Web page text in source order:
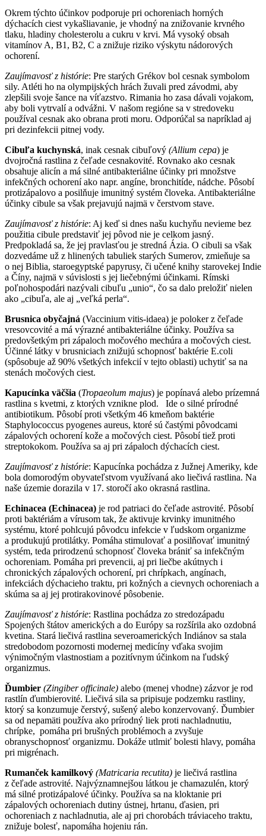
Okrem týchto účinkov podporuje pri ochoreniach horných
dýchacích ciest vykašliavanie, je vhodný na znižovanie krvného
tlaku, hladiny cholesterolu a cukru v krvi. Má vysoký obsah
vitamínov A, B1, B2, C a znižuje riziko výskytu nádorových
ochorení.
Zaujímavosť z histórie: Pre starých Grékov bol cesnak symbolom
sily. Atléti ho na olympijských hrách žuvali pred závodmi, aby
zlepšili svoje šance na víťazstvo. Rimania ho zasa dávali vojakom,
aby boli vytrvalí a odvážni. V našom regióne sa v stredoveku
používal cesnak ako obrana proti moru. Odporúčal sa napríklad aj
pri dezinfekcii pitnej vody.
Cibuľa kuchynská, inak cesnak cibuľový (Allium cepa) je
dvojročná rastlina z čeľade cesnakovité. Rovnako ako cesnak
obsahuje alicín a má silné antibakteriálne účinky pri množstve
infekčných ochorení ako napr. angíne, bronchitíde, nádche. Pôsobí
protizápalovo a posilňuje imunitný systém človeka. Antibakteriálne
účinky cibule sa však prejavujú najmä v čerstvom stave.
Zaujímavosť z histórie: Aj keď si dnes našu kuchyňu nevieme bez
použitia cibule predstaviť jej pôvod nie je celkom jasný.
Predpokladá sa, že jej pravlasťou je stredná Ázia. O cibuli sa však
dozvedáme už z hlinených tabuliek starých Sumerov, zmieňuje sa
o nej Biblia, staroegyptské papyrusy, či učené knihy starovekej Indie
a Číny, najmä v súvislosti s jej liečebnými účinkami. Rímski
poľnohospodári nazývali cibuľu „unio“, čo sa dalo preložiť nielen
ako „cibuľa, ale aj „veľká perla“.
Brusnica obyčajná (Vaccinium vitis-idaea) je poloker z čeľade
vresovcovité a má výrazné antibakteriálne účinky. Používa sa
predovšetkým pri zápaloch močového mechúra a močových ciest.
Účinné látky v brusniciach znižujú schopnosť baktérie E.coli
(spôsobuje až 90% všetkých infekcií v tejto oblasti) uchytiť sa na
stenách močových ciest.
Kapucínka väčšia (Tropaeolum majus) je popínavá alebo prízemná
rastlina s kvetmi, z ktorých vznikne plod. Ide o silné prírodné
antibiotikum. Pôsobí proti všetkým 46 kmeňom baktérie
Staphylococcus pyogenes aureus, ktoré sú častými pôvodcami
zápalových ochorení kože a močových ciest. Pôsobí tiež proti
streptokokom. Používa sa aj pri zápaloch dýchacích ciest.
Zaujímavosť z histórie: Kapucínka pochádza z Južnej Ameriky, kde
bola domorodým obyvateľstvom využívaná ako liečivá rastlina. Na
naše územie dorazila v 17. storočí ako okrasná rastlina.
Echinacea (Echinacea) je rod patriaci do čeľade astrovité. Pôsobí
proti baktériám a vírusom tak, že aktivuje krvinky imunitného
systému, ktoré pohlcujú pôvodcu infekcie v ľudskom organizme
a produkujú protilátky. Pomáha stimulovať a posilňovať imunitný
systém, teda prirodzenú schopnosť človeka brániť sa infekčným
ochoreniam. Pomáha pri prevencii, aj pri liečbe akútnych i
chronických zápalových ochorení, pri chrípkach, angínach,
infekciách dýchacieho traktu, pri kožných a cievnych ochoreniach a
skúma sa aj jej protirakovinové pôsobenie.
Zaujímavosť z histórie: Rastlina pochádza zo stredozápadu
Spojených štátov amerických a do Európy sa rozšírila ako ozdobná
kvetina. Stará liečivá rastlina severoamerických Indiánov sa stala
stredobodom pozornosti modernej medicíny vďaka svojim
výnimočným vlastnostiam a pozitívnym účinkom na ľudský
organizmus.
Ďumbier (Zingiber officinale) alebo (menej vhodne) zázvor je rod
rastlín ďumbierovité. Liečivá sila sa pripisuje podzemku rastliny,
ktorý sa konzumuje čerstvý, sušený alebo konzervovaný. Ďumbier
sa od nepamäti používa ako prírodný liek proti nachladnutiu,
chrípke, pomáha pri brušných problémoch a zvyšuje
obranyschopnosť organizmu. Dokáže utlmiť bolesti hlavy, pomáha
pri migrénach.
Rumanček kamilkový (Matricaria recutita) je liečivá rastlina
z čeľade astrovité. Najvýznamnejšou látkou je chamazulén, ktorý
má silné protizápalové účinky. Používa sa na kloktanie pri
zápalových ochoreniach dutiny ústnej, hrtanu, ďasien, pri
ochoreniach z nachladnutia, ale aj pri chorobách tráviaceho traktu,
znižuje bolesť, napomáha hojeniu rán.